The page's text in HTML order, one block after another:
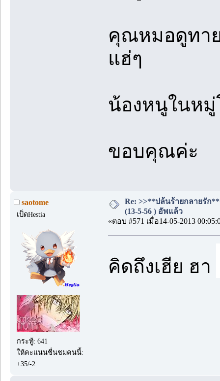
คุณหมอดูทา
แฮ่ๆ
น้องหนูในหมู่
ขอบคุณค่ะ
saotome
เป็ดHestia
กระทู้: 641
ให้คะแนนชื่นชมคนนี้:
+35/-2
Re: >>**ปล้นร้ายกลายรัก
(13-5-56 ) อัพแล้ว
«ตอบ #571 เมื่อ14-05-2013
คิดถึงเฮีย ฮา